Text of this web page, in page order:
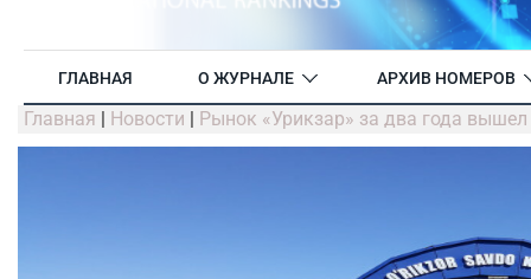
ГЛАВНАЯ О ЖУРНАЛЕ АРХИВ НОМЕРОВ
Главная | Новости | Рынок «Урикзар» за два года